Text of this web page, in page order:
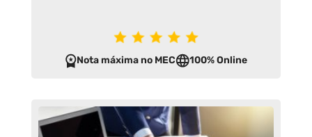
Nota máxima no MEC 100% Online